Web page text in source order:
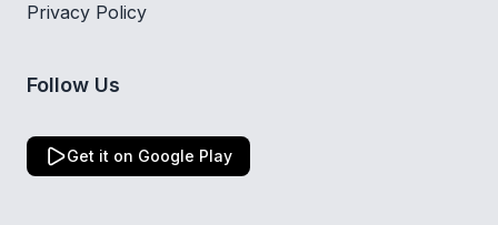
Privacy Policy
Follow Us
Get it on Google Play